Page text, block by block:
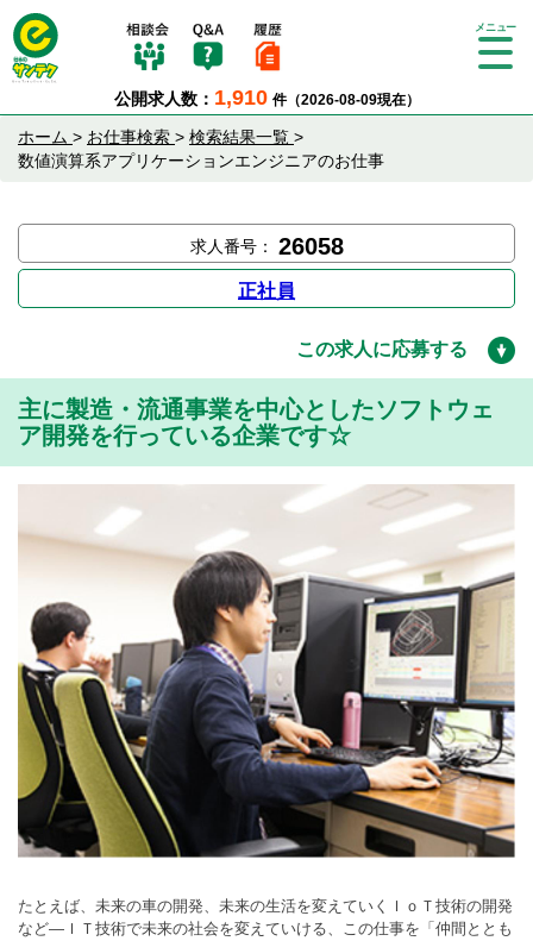
公開求人数： 1,910 件（2026-08-09現在）
Tog
ホーム > お仕事検索 > 検索結果一覧 >
数値演算系アプリケーションエンジニアのお仕事
求人番号： 26058
正社員
この求人に応募する
主に製造・流通事業を中心としたソフトウェ
ア開発を行っている企業です☆
たとえば、未来の車の開発、未来の生活を変えていくＩｏＴ技術の開発
など―ＩＴ技術で未来の社会を変えていける、この仕事を「仲間ととも